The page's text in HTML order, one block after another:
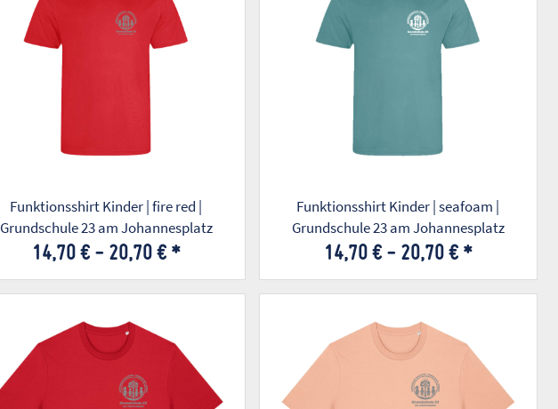
Funktionsshirt Kinder | fire red |
Grundschule 23 am Johannesplatz
14,70 € - 20,70 € *
Funktionsshirt Kinder | seafoam |
Grundschule 23 am Johannesplatz
14,70 € - 20,70 € *